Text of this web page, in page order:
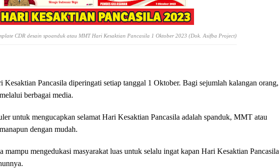
CDR desain spoanduk atau MMT Hari Kesaktian Pancasila 1 Oktober 2023 (Dok. Asifba Project)
Kesaktian Pancasila diperingati setiap tanggal 1 Oktober. Bagi sejumlah kalangan orang,
berbagai media.
untuk mengucapkan selamat Hari Kesaktian Pancasila adalah spanduk, MMT atau
dengan mudah.
mengedukasi masyarakat luas untuk selalu ingat kapan Hari Kesaktian Pancasila